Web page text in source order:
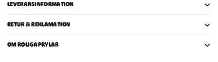
LEVERANSINFORMATION
RETUR & REKLAMATION
OM ROLIGAPRYLAR